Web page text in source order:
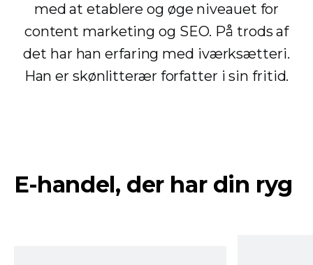
med at etablere og øge niveauet for
content marketing og SEO. På trods af
det har han erfaring med iværksætteri.
Han er skønlitterær forfatter i sin fritid.
E-handel, der har din ryg